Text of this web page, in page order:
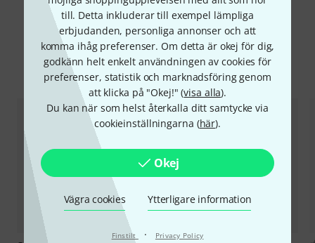
till. Detta inkluderar till exempel lämpliga
erbjudanden, personliga annonser och att
komma ihåg preferenser. Om detta är okej för dig,
godkänn helt enkelt användningen av cookies för
preferenser, statistik och marknadsföring genom
att klicka på "Okej!" (visa alla).
Du kan när som helst återkalla ditt samtycke via
cookieinställningarna (här).
Okej
Vägra cookies Ytterligare information
Finstilt · Privacy Policy
Jämför alternativ